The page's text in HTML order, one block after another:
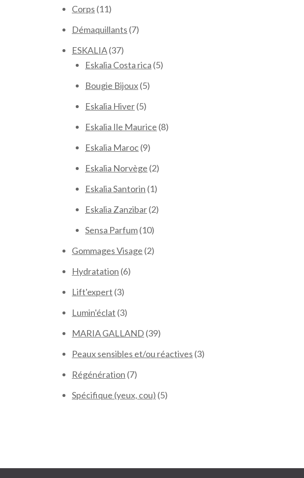
Corps 1111
Démaquillants 77
ESKALIA 3737
produits
Eskalia Costa rica 55
Bougie Bijoux 55
Eskalia Hiver 55
Eskalia Ile Maurice 88
Eskalia Maroc 99
Eskalia Norvège 22
Eskalia Santorin 11
Eskalia Zanzibar 22
Sensa Parfum 1010
Gommages Visage 22
Hydratation 66
Lift'expert 33
Lumin'éclat 33
MARIA GALLAND 3939
Peaux sensibles et/ou réactives 33
Régénération 77
Spécifique (yeux, cou) 55